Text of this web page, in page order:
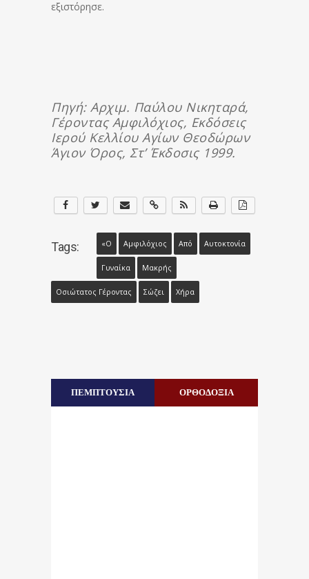
εξιστόρησε.
Πηγή:Αρχιμ. Παύλου Νικηταρά,
Γέροντας Αμφιλόχιος, Εκδόσεις
Ιερού Κελλίου Αγίων Θεοδώρων
Άγιον Όρος, Στ’ Έκδοσις 1999.
Tags: «Ο Αμφιλόχιος Από Αυτοκτονία
Γυναίκα Μακρής
Οσιώτατος Γέροντας Σώζει Χήρα
ΠΕΜΠΤΟΥΣΙΑ ΟΡΘΟΔΟΞΙΑ